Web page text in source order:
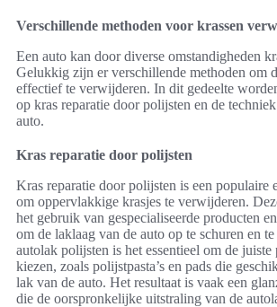
Verschillende methoden voor krassen
Een auto kan door diverse omstandigheden
Gelukkig zijn er verschillende methoden om
effectief te verwijderen. In dit gedeelte
op kras reparatie door polijsten en de
auto.
Kras reparatie door polijsten
Kras reparatie door polijsten is een populaire
om oppervlakkige krasjes te verwijderen.
het gebruik van gespecialiseerde producten
om de laklaag van de auto op te schuren en
autolak polijsten is het essentieel om de juiste
kiezen, zoals polijstpasta’s en pads die
lak van de auto. Het resultaat is vaak een
die de oorspronkelijke uitstraling van de